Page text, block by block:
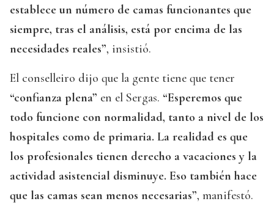
establece un número de camas funcionantes que
siempre, tras el análisis, está por encima de las
necesidades reales”, insistió.
El conselleiro dijo que la gente tiene que tener
“confianza plena” en el Sergas. “Esperemos que
todo funcione con normalidad, tanto a nivel de los
hospitales como de primaria. La realidad es que
los profesionales tienen derecho a vacaciones y la
actividad asistencial disminuye. Eso también hace
que las camas sean menos necesarias”, manifestó.